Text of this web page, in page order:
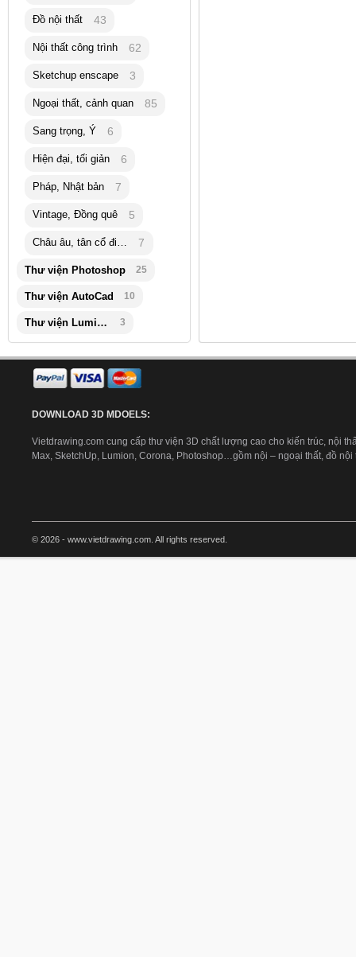
Đồ nội thất 43
Nội thất công trình 62
Sketchup enscape 3
Ngoại thất, cảnh quan 85
Sang trọng, Ý 6
Hiện đại, tối giản 6
Pháp, Nhật bản 7
Vintage, Đồng quê 5
Châu âu, tân cổ điển 7
Thư viện Photoshop 25
Thư viện AutoCad 10
Thư viện Lumion 3
DOWNLOAD 3D MDOELS:
Vietdrawing.com cung cấp thư viện 3D chất lượng cao cho kiến trúc, nội
Max, SketchUp, Lumion, Corona, Photoshop…gồm nội – ngoại thất, đồ nội
© 2026 - www.vietdrawing.com. All rights reserved.